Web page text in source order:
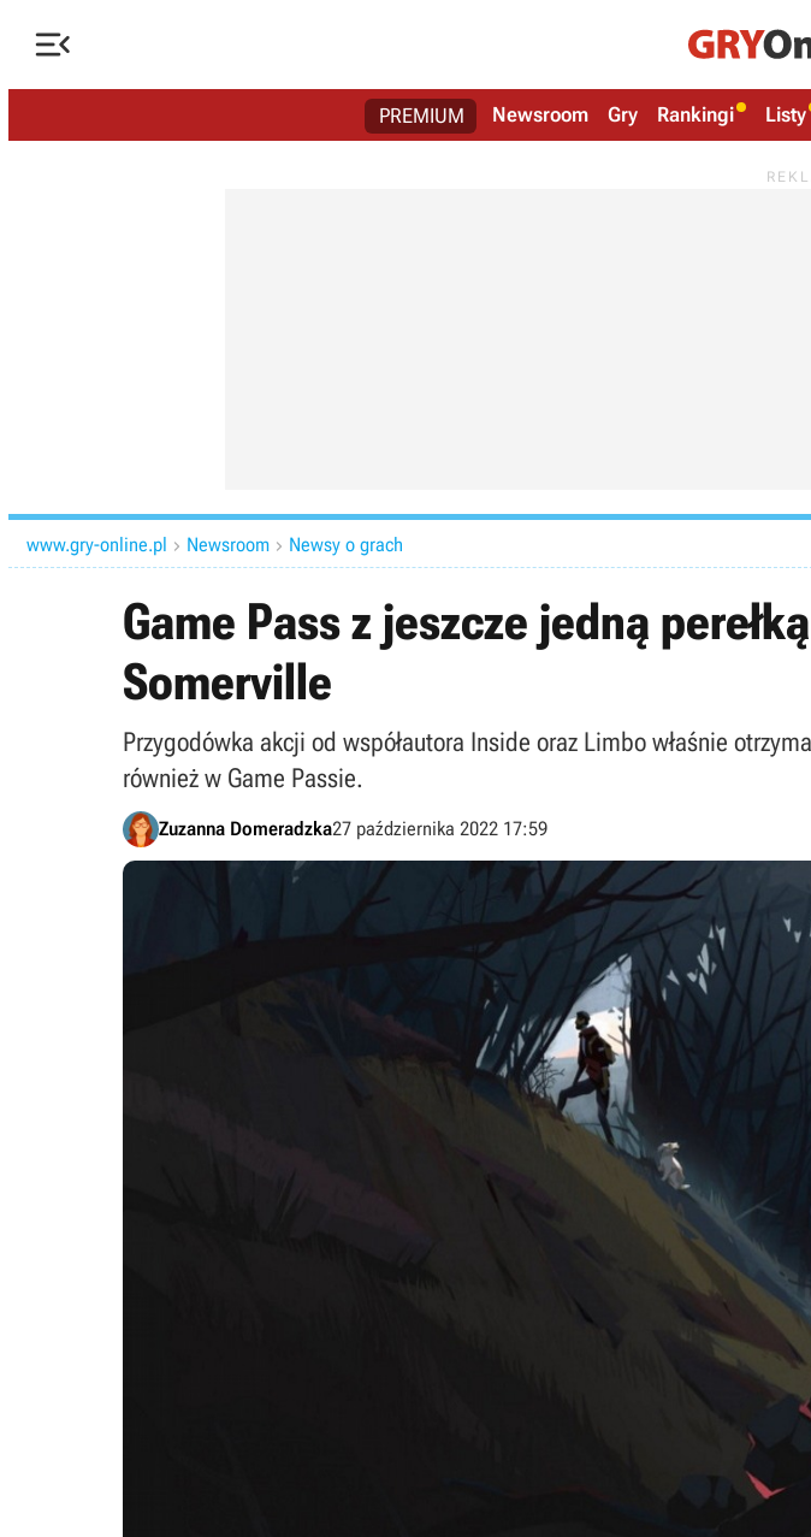

PREMIUM Newsroom Gry Rankingi Listy
www.gry-online.pl  Newsroom  Newsy o grach
Game Pass z jeszcze jedną
Somerville
Przygodówka akcji od współautora Inside oraz Limbo właśnie
również w Game Passie.
Zuzanna Domeradzka27 października 2022 17:59